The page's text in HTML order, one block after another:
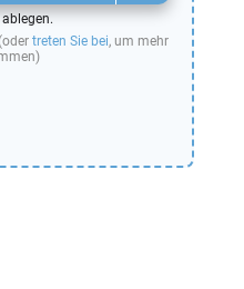
treten Sie bei, um mehr